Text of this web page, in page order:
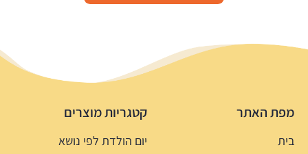
מפת האתר
בית
קטגריות מוצרים
יום הולדת לפי נושא